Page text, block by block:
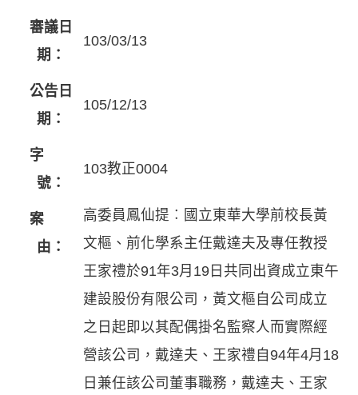
審議日
期：
103/03/13
公告日
期：
105/12/13
字
號：
103教正0004
案
由：
高委員鳳仙提︰國立東華大學前校長黃
文樞、前化學系主任戴達夫及專任教授
王家禮於91年3月19日共同出資成立東午
建設股份有限公司，黃文樞自公司成立
之日起即以其配偶掛名監察人而實際經
營該公司，戴達夫、王家禮自94年4月18
日兼任該公司董事職務，戴達夫、王家